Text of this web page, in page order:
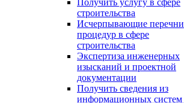
строительства
Исчерпывающие перечни
процедур в сфере
строительства
Экспертиза инженерных
изысканий и проектной
документации
Получить сведения из
информационных систем